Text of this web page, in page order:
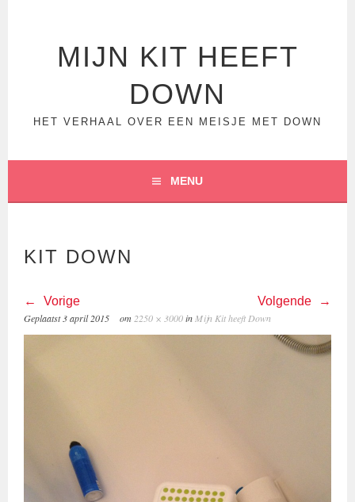
MIJN KIT HEEFT
DOWN
HET VERHAAL OVER EEN MEISJE MET DOWN
MENU
KIT DOWN
Vorige Volgende
Geplaatst 3 april 2015 om 2250 × 3000in Mijn Kit heeft Down